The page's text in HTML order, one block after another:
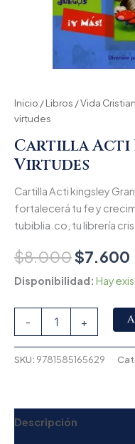
Inicio /Libros /Vida
virtudes
Cartilla Acti
Virtudes
Cartilla Acti kingsley
fortalecerá tu fe y
tubiblia.co, tu librería
$8.000$7.600
Disponibilidad: Hay
- +
SKU: 9781585165629
Descripción